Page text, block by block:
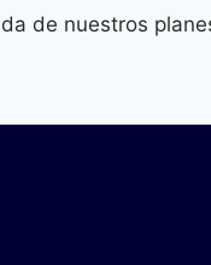
de nuestros